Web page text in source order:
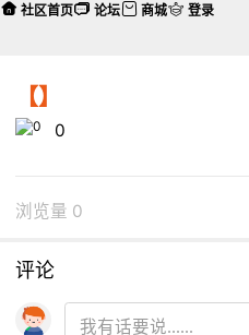
【】
0
浏览量 0
评论
社区首页 论坛 商城 登录